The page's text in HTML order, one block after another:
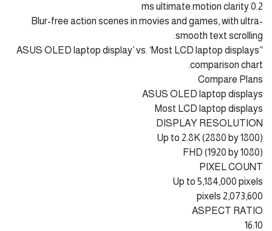
0.2 ms ultimate motion clarity
Blur-free action scenes in movies and games, with ultra-
smooth text scrolling.
‘ASUS OLED laptop display’ vs. ‘Most LCD laptop displays’
comparison chart.
Compare Plans
ASUS OLED laptop displays
Most LCD laptop displays
DISPLAY RESOLUTION
Up to 2.8K (2880 by 1800)
FHD (1920 by 1080)
PIXEL COUNT
Up to 5,184,000 pixels
2,073,600 pixels
ASPECT RATIO
16:10